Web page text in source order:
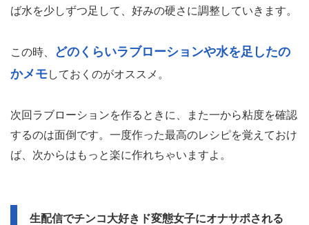
ば水を少しずつ足して、好みの硬さに調整していきます。
この時、
どのくらいラブローションや水を足したの
かメモしておくのがオススメ。
次回ラブローションを作るときに、また一から粘度を確認
するのは面倒です。一度作った最高のレシピを覚えておけ
ば、次からはもっと楽に作れちゃいますよ。
生配信でチンコ大好きド変態女子にオナサポされる